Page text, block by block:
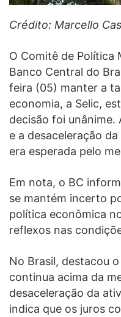
Crédito: Marcello
O Comitê de Política
Banco Central do
feira (05) manter a
economia, a Selic,
decisão foi unânime.
e a desaceleração
era esperada pelo
Em nota, o BC
se mantém incerto
política econômica
reflexos nas
No Brasil, destacou
continua acima da
desaceleração da
indica que os juros